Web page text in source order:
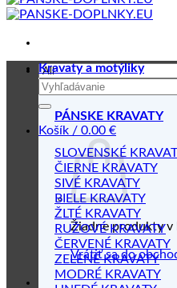
Hľadať:
Košík / 0.00 €
Žiadne produkty v
Vrátiť sa do
Kravaty a motýliky
PÁNSKE KRAVATY
SLOVENSKÉ
ČIERNE KRAVATY
SIVÉ KRAVATY
BIELE KRAVATY
ŽLTÉ KRAVATY
RUŽOVÉ KRAVATY
ČERVENÉ KRAVATY
ZELENÉ KRAVATY
MODRÉ KRAVATY